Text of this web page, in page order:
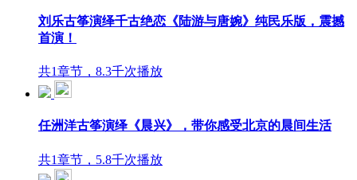
刘乐古筝演绎千古绝恋《陆游与唐婉》纯民乐版，震撼
首演！
共1章节，8.3千次播放
任洲洋古筝演绎《晨兴》，带你感受北京的晨间生活
共1章节，5.8千次播放